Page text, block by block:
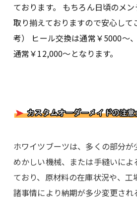
ております。 もちろん日頃のメ
取り揃えておりますので安心し
考） ヒール交換は通常￥5000〜
通常￥12,000〜となります。
ホワイツブーツは、多くの部分
めかしい機械、または手縫いに
ており、原材料の在庫状況や、工
諸事情により納期が多少変更され